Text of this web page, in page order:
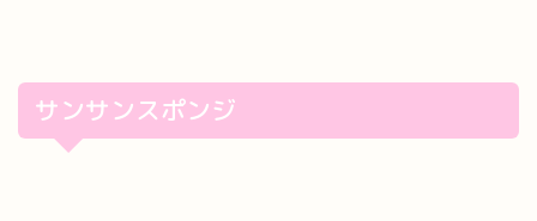
サンサンスポンジ